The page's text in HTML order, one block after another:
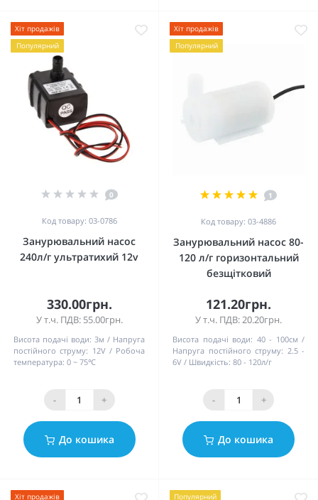
Хіт продажів
Популярний
0
Код товару: 03-0786
Занурювальний насос
240л/г ультратихий 12v
330.00грн.
У т.ч. ПДВ: 55.00грн.
Висота подачі води: 3м
Напруга
постійного струму: 12V
Робоча
температура: 0 ~ 75℃
- +
До кошика
Хіт продажів
Популярний
1
Код товару: 03-4886
Занурювальний насос 80-
120 л/г горизонтальний
безщітковий
121.20грн.
У т.ч. ПДВ: 20.20грн.
Висота подачі води: 40 - 100см
Напруга постійного струму: 2.5 -
6V
Швидкість: 80 - 120л/г
- +
До кошика
Хіт продажів Популярний